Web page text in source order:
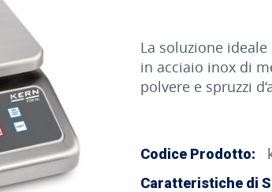
La soluzione
in acciaio inox di
polvere e spruzzi
Codice Prodotto:
Caratteristiche di